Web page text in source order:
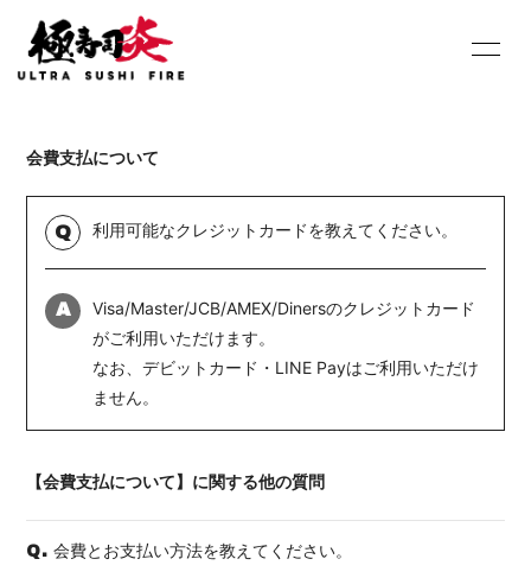
SCHEDULE
DISCOGRAPHY Youtube
MOVIE
Contact
会員登録 ログイン
会費支払について
Q 利用可能なクレジットカードを教えてください。
A
Visa/Master/JCB/AMEX/Dinersのクレジットカード
がご利用いただけます。
なお、デビットカード・LINE Payはご利用いただけ
ません。
【会費支払について】に関する他の質問
Q. 会費とお支払い方法を教えてください。